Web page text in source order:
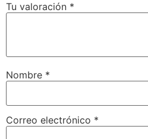
Tu valoración *
Nombre *
Correo electrónico *